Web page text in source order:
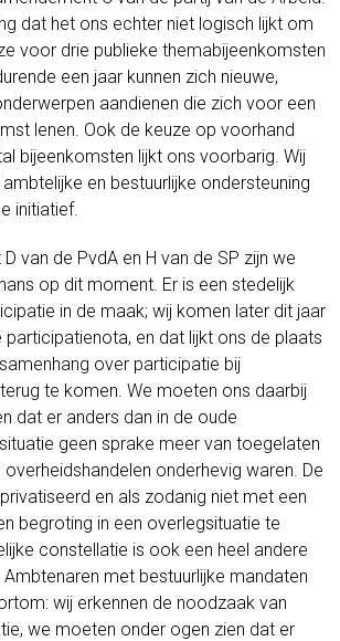
dat het ons echter niet logisch lijkt om
voor drie publieke themabijeenkomsten
een jaar kunnen zich nieuwe,
aandienen die zich voor een
lenen. Ook de keuze op voorhand
bijeenkomsten lijkt ons voorbarig. Wij
en bestuurlijke ondersteuning
initiatief.
van de PvdA en H van de SP zijn we
op dit moment. Er is een stedelijk
in de maak; wij komen later dit jaar
en dat lijkt ons de plaats
over participatie bij
te komen. We moeten ons daarbij
dat er anders dan in de oude
geen sprake meer van toegelaten
overheidshandelen onderhevig waren. De
en als zodanig niet met een
begroting in een overlegsituatie te
constellatie is ook een heel andere
Ambtenaren met bestuurlijke mandaten
wij erkennen de noodzaak van
we moeten onder ogen zien dat er